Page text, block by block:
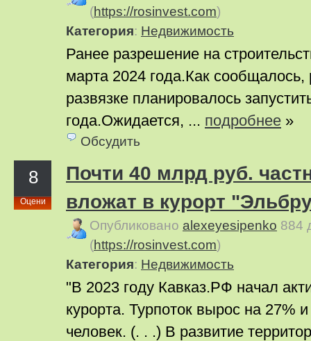
(https://rosinvest.com)
Категория: Недвижимость
Ранее разрешение на
марта 2024 года.Как
развязке планировалось
года.Ожидается, ... подробнее »
Обсудить
8
Оцени
Почти 40 млрд руб.
вложат в курорт
Опубликовано alexeyesipenko 884
(https://rosinvest.com)
Категория: Недвижимость
"В 2023 году Кавказ.РФ начал
курорта. Турпоток вырос на 27%
человек. (. . .) В развитие